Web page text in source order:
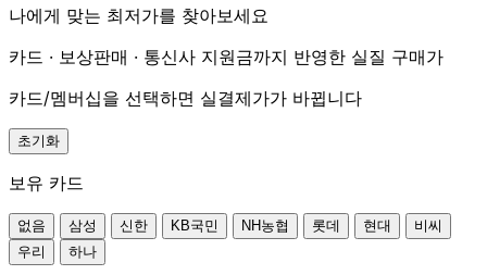
나에게 맞는 최저가를 찾아보세요
카드 · 보상판매 · 통신사 지원금까지 반영한 실질 구매가
카드/멤버십을 선택하면 실결제가가 바뀝니다
초기화
보유 카드
없음 삼성 신한 KB국민 NH농협 롯데 현대
비씨
우리
하나